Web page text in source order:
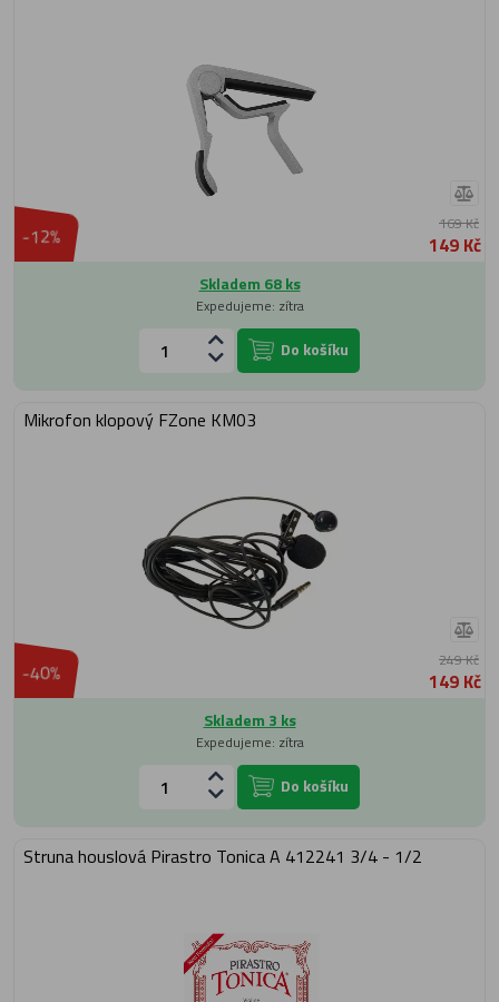
-12% 169 Kč
149 Kč
Skladem 68 ks
Expedujeme: zítra
Do košíku
Mikrofon klopový FZone KM03
-40% 249 Kč
149 Kč
Skladem 3 ks
Expedujeme: zítra
Do košíku
Struna houslová Pirastro Tonica A 412241 3/4 - 1/2